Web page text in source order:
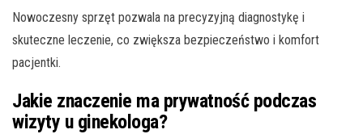
Nowoczesny sprzęt pozwala na precyzyjną diagnostykę i
skuteczne leczenie, co zwiększa bezpieczeństwo i komfort
pacjentki.
Jakie znaczenie ma prywatność podczas
wizyty u ginekologa?